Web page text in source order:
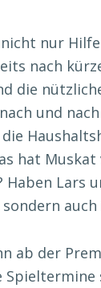
nur
nach
die
und
hat
Haben Lars
auch
ab der